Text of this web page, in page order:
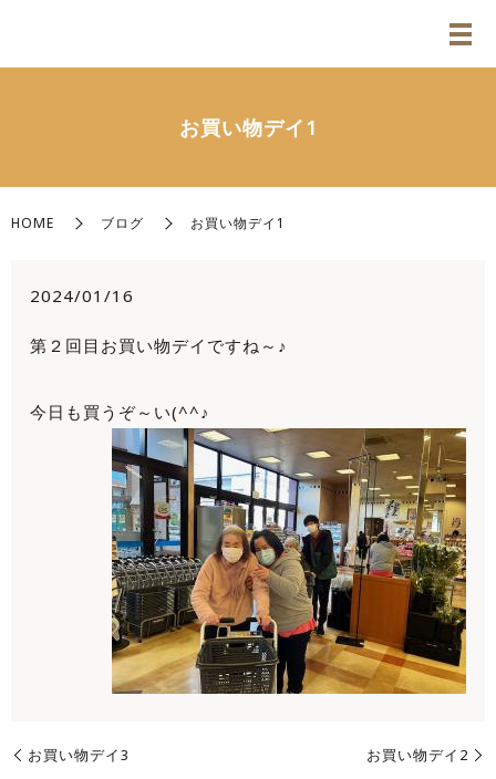
お買い物デイ1
HOME ブログ お買い物デイ1
2024/01/16
第２回目お買い物デイですね～♪
今日も買うぞ～い(^^♪
お買い物デイ3 お買い物デイ2